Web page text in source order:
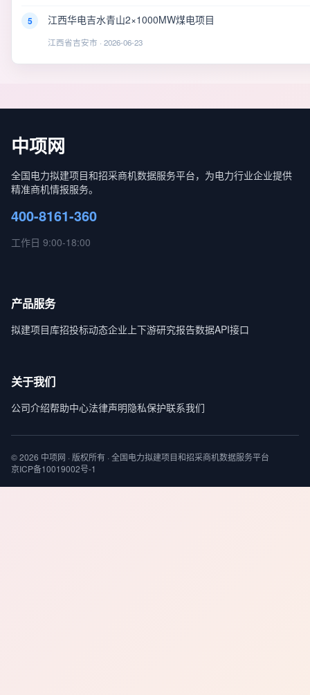
5 江西华电吉水青山2×1000MW煤电项目
江西省吉安市 · 2026-06-23
中项网
全国电力拟建项目和招采商机数据服务平台，为电力行业企业提供
精准商机情报服务。
400-8161-360
工作日 9:00-18:00
产品服务
拟建项目库招投标动态企业上下游研究报告数据API接口
关于我们
公司介绍帮助中心法律声明隐私保护联系我们
© 2026 中项网 · 版权所有 · 全国电力拟建项目和招采商机数据服务平台
京ICP备10019002号-1